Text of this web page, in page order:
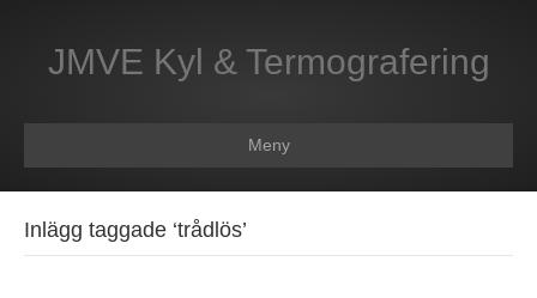
JMVE Kyl & Termografering
Meny
Inlägg taggade ‘trådlös’